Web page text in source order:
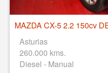
MAZDA CX-5 2.2 150cv
Asturias
260.000 kms.
Diesel - Manual